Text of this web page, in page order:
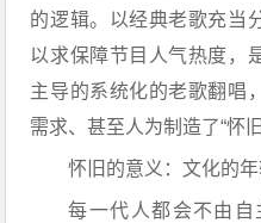
的逻辑。以经典老歌充当
以求保障节目人气热度，
主导的系统化的老歌翻唱
需求、甚至人为制造了“怀旧
怀旧的意义：文化的
每一代人都会不由